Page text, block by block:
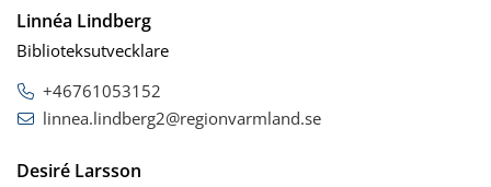
Linnéa Lindberg
Biblioteksutvecklare
+46761053152
linnea.lindberg2@regionvarmland.se
Desiré Larsson